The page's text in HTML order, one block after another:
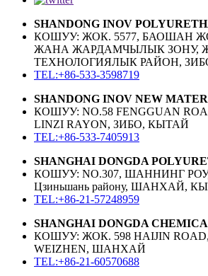
SHANDONG INOV
КОШУУ: ЖОК. 5577, БАОШАН
ЖАНА ЖАРДАМЧЫЛЫК ЗОНУ,
ТЕХНОЛОГИЯЛЫК РАЙОН,
TEL:+86-533-3598719
SHANDONG INOV NEW
КОШУУ: NO.58 FENGGUAN
LINZI RAYON, ЗИБО, КЫТАЙ
TEL:+86-533-7405913
SHANGHAI DONGDA
КОШУУ: NO.307, ШАННИНГ
Цзиньшань району, ШАНХАЙ,
TEL:+86-21-57248959
SHANGHAI DONGDA
КОШУУ: ЖОК. 598 HAIJIN ROAD,
WEIZHEN, ШАНХАЙ
TEL:+86-21-60570688